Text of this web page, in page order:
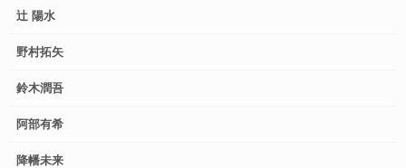
辻 陽水
野村拓矢
鈴木潤吾
阿部有希
降幡未来